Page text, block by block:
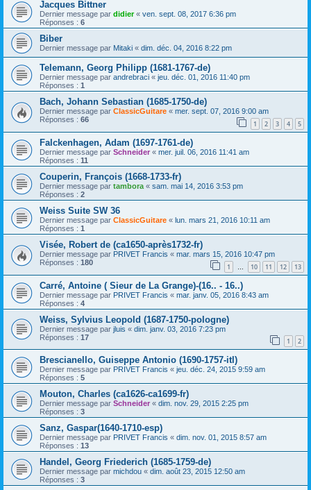
Jacques Bittner
Dernier message par didier« ven. sept. 08, 2017 6:36 pm
Réponses : 6
Biber
Dernier message par Mitaki « dim. déc. 04, 2016 8:22 pm
Telemann, Georg Philipp (1681-1767-de)
Dernier message par andrebraci « jeu. déc. 01, 2016 11:40 pm
Réponses : 1
Bach, Johann Sebastian (1685-1750-de)
Dernier message par ClassicGuitare « mer. sept. 07, 2016 9:00 am
Réponses : 66 1 2 3 4 5
Falckenhagen, Adam (1697-1761-de)
Dernier message par Schneider « mer. juil. 06, 2016 11:41 am
Réponses : 11
Couperin, François (1668-1733-fr)
Dernier message par tambora « sam. mai 14, 2016 3:53 pm
Réponses : 2
Weiss Suite SW 36
Dernier message par ClassicGuitare « lun. mars 21, 2016 10:11 am
Réponses : 1
Visée, Robert de (ca1650-après1732-fr)
Dernier message par PRIVET Francis « mar. mars 15, 2016 10:47 pm
Réponses : 180 1 … 10 11 12 13
Carré, Antoine ( Sieur de La Grange)-(16.. - 16..)
Dernier message par PRIVET Francis « mar. janv. 05, 2016 8:43 am
Réponses : 4
Weiss, Sylvius Leopold (1687-1750-pologne)
Dernier message par jluis « dim. janv. 03, 2016 7:23 pm
Réponses : 17 1 2
Brescianello, Guiseppe Antonio (1690-1757-itl)
Dernier message par PRIVET Francis « jeu. déc. 24, 2015 9:59 am
Réponses : 5
Mouton, Charles (ca1626-ca1699-fr)
Dernier message par Schneider « dim. nov. 29, 2015 2:25 pm
Réponses : 3
Sanz, Gaspar(1640-1710-esp)
Dernier message par PRIVET Francis « dim. nov. 01, 2015 8:57 am
Réponses : 13
Handel, Georg Friederich (1685-1759-de)
Dernier message par michdou « dim. août 23, 2015 12:50 am
Réponses : 3